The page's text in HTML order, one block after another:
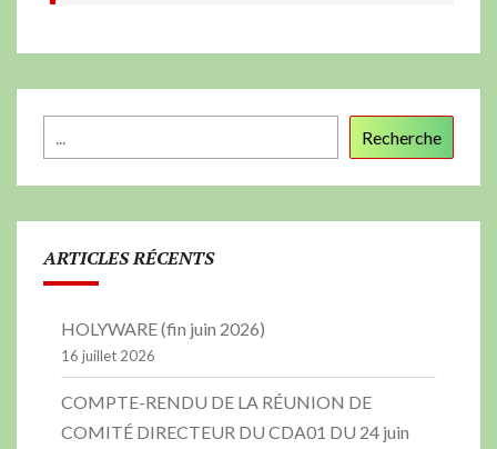
Recherche
ARTICLES RÉCENTS
HOLYWARE (fin juin 2026)
16 juillet 2026
COMPTE-RENDU DE LA RÉUNION DE
COMITÉ DIRECTEUR DU CDA01 DU 24 juin